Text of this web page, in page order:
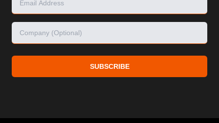
SUBSCRIBE